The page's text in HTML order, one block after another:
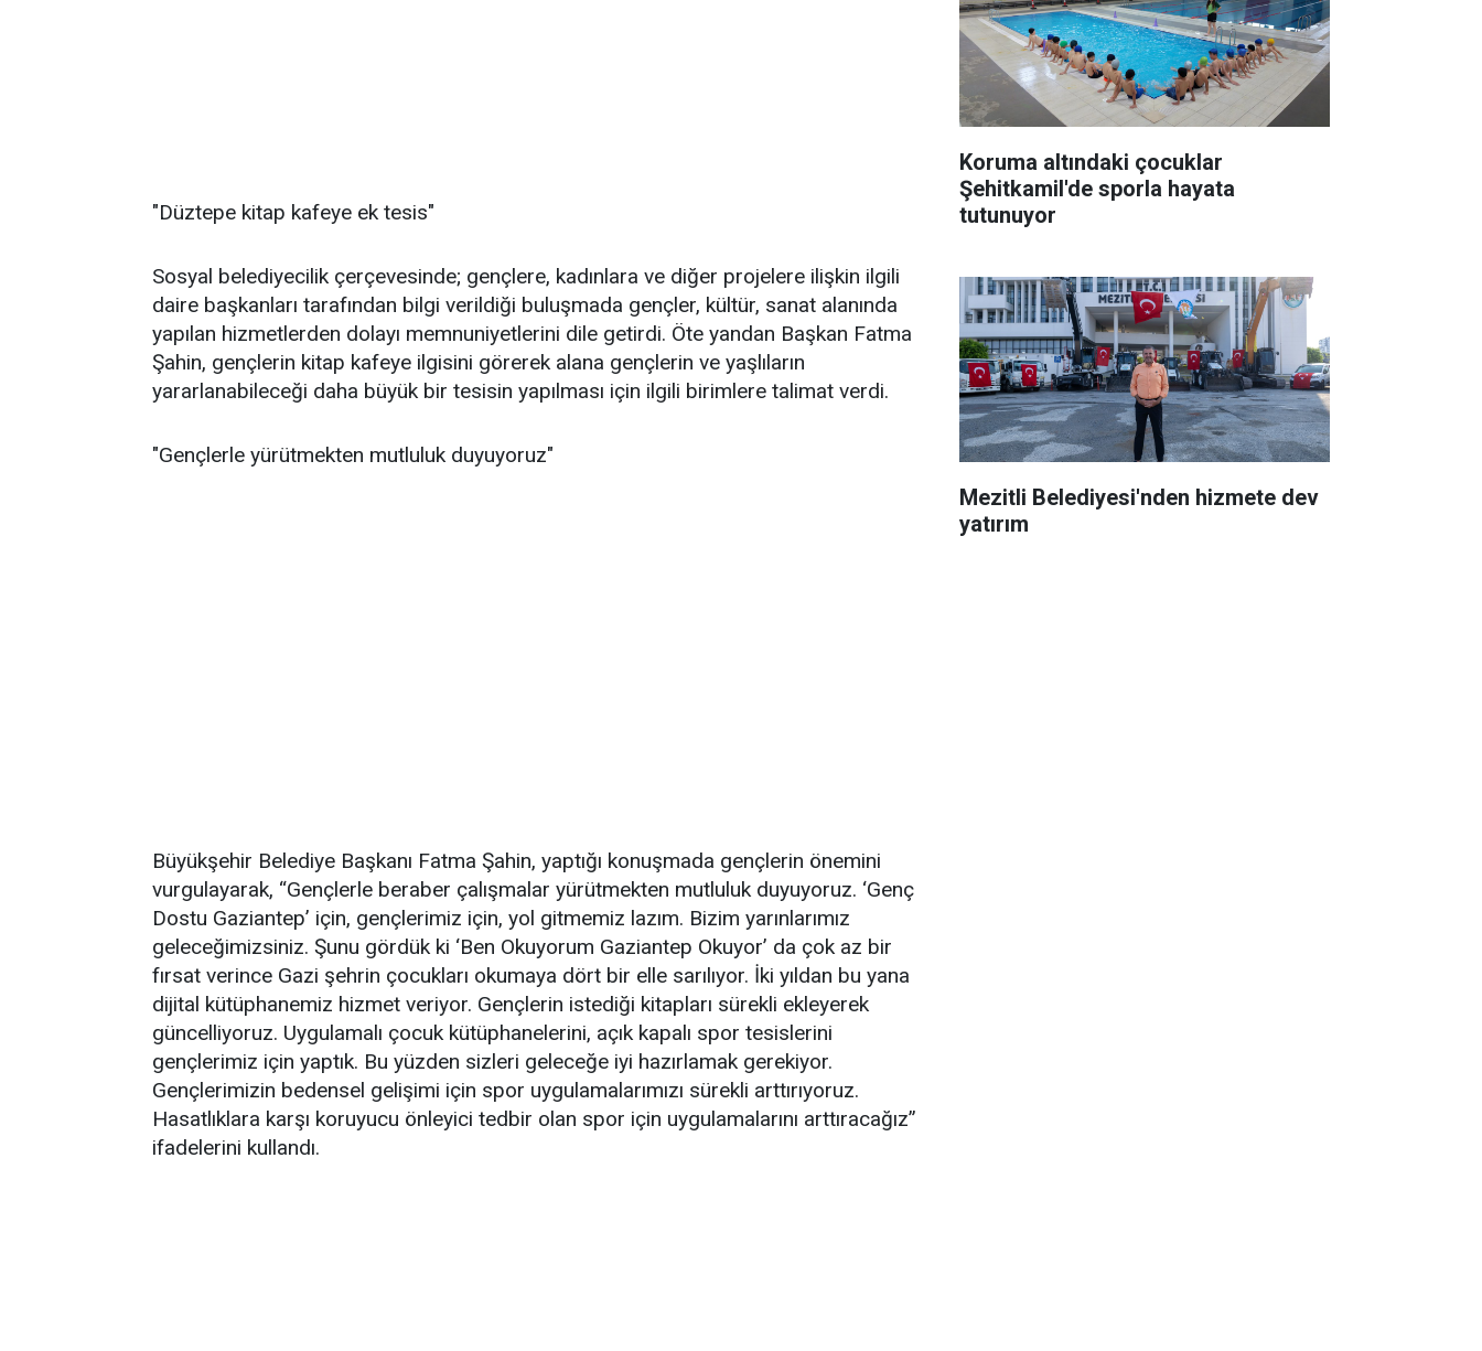
"Düztepe kitap kafeye ek tesis"
Sosyal belediyecilik çerçevesinde; gençlere, kadınlara ve diğer projelere ilişkin ilgili
daire başkanları tarafından bilgi verildiği buluşmada gençler, kültür, sanat alanında
yapılan hizmetlerden dolayı memnuniyetlerini dile getirdi. Öte yandan Başkan Fatma
Şahin, gençlerin kitap kafeye ilgisini görerek alana gençlerin ve yaşlıların
yararlanabileceği daha büyük bir tesisin yapılması için ilgili birimlere talimat verdi.
"Gençlerle yürütmekten mutluluk duyuyoruz"
Büyükşehir Belediye Başkanı Fatma Şahin, yaptığı konuşmada gençlerin önemini
vurgulayarak, “Gençlerle beraber çalışmalar yürütmekten mutluluk duyuyoruz. ‘Genç
Dostu Gaziantep’ için, gençlerimiz için, yol gitmemiz lazım. Bizim yarınlarımız
geleceğimizsiniz. Şunu gördük ki ‘Ben Okuyorum Gaziantep Okuyor’ da çok az bir
fırsat verince Gazi şehrin çocukları okumaya dört bir elle sarılıyor. İki yıldan bu yana
dijital kütüphanemiz hizmet veriyor. Gençlerin istediği kitapları sürekli ekleyerek
güncelliyoruz. Uygulamalı çocuk kütüphanelerini, açık kapalı spor tesislerini
gençlerimiz için yaptık. Bu yüzden sizleri geleceğe iyi hazırlamak gerekiyor.
Gençlerimizin bedensel gelişimi için spor uygulamalarımızı sürekli arttırıyoruz.
Hasatlıklara karşı koruyucu önleyici tedbir olan spor için uygulamalarını arttıracağız”
ifadelerini kullandı.
Koruma altındaki çocuklar
Şehitkamil'de sporla hayata
tutunuyor
Mezitli Belediyesi'nden hizmete dev
yatırım